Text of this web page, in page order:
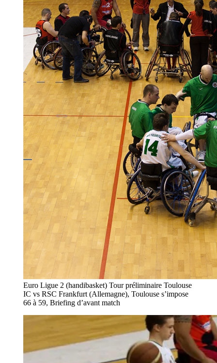
Euro Ligue 2 (handibasket) Tour préliminaire Toulouse
IC vs RSC Frankfurt (Allemagne), Toulouse s’impose
66 à 59, Briefing d’avant match